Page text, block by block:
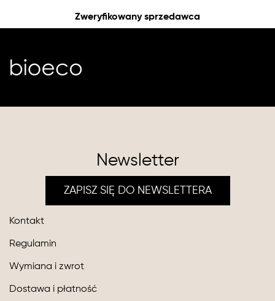
Zweryfikowany sprzedawca
Newsletter
ZAPISZ SIĘ DO NEWSLETTERA
Kontakt
Regulamin
Wymiana i zwrot
Dostawa i płatność